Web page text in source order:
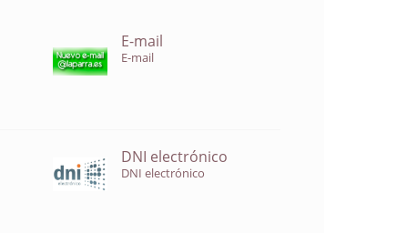
E-mail
E-mail
DNI electrónico
DNI electrónico